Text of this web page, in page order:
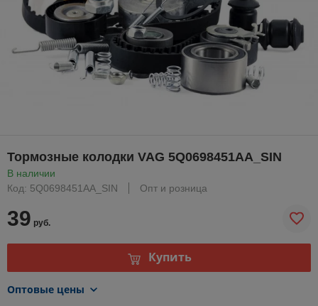
Тормозные колодки VAG 5Q0698451AA_SIN
В наличии
Код: 5Q0698451AA_SIN
Опт и розница
39 руб.
Купить
Оптовые цены